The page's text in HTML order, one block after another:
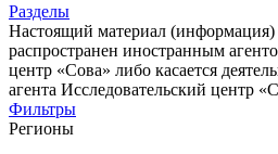
Разделы
Настоящий материал
распространен иностранным
центр «Сова» либо касается
агента Исследовательский центр
Фильтры
Регионы